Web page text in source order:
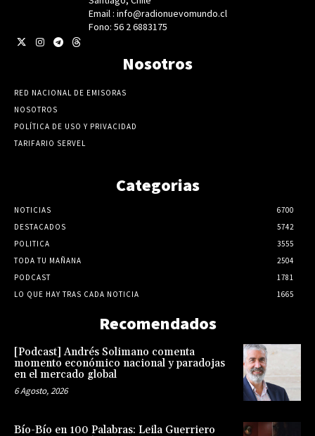
Email : info@radionuevomundo.cl
Fono: 56 2 6883175
Nosotros
RED NACIONAL DE EMISORAS
NOSOTROS
POLÍTICA DE USO Y PRIVACIDAD
TARIFARIO SERVEL
Categorias
NOTICIAS
6700
DESTACADOS
5742
POLITICA
3555
TODA TU MAÑANA
2504
PODCAST
1781
LO QUE HAY TRAS CADA NOTICIA
1665
Recomendados
[Podcast] Andrés Solimano comenta
momento económico nacional y paradojas
en el mercado global
6 Agosto, 2026
Bío-Bío en 100 Palabras: Leila Guerriero